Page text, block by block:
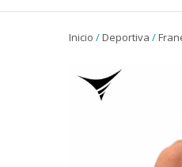
Inicio /Deportiva /